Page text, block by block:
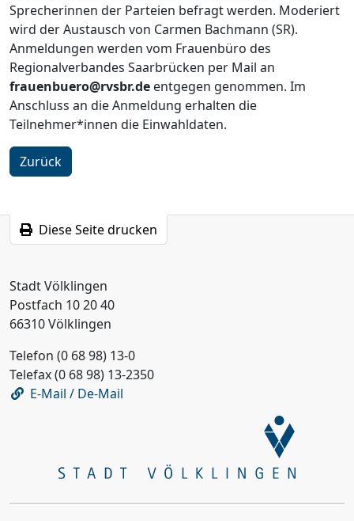
Sprecherinnen der Parteien befragt werden. Moderiert
wird der Austausch von Carmen Bachmann (SR).
Anmeldungen werden vom Frauenbüro des
Regionalverbandes Saarbrücken per Mail an
frauenbuero@rvsbr.de entgegen genommen. Im
Anschluss an die Anmeldung erhalten die
Teilnehmer*innen die Einwahldaten.
Zurück
Diese Seite drucken
Stadt Völklingen
Postfach 10 20 40
66310 Völklingen
Telefon (0 68 98) 13-0
Telefax (0 68 98) 13-2350
E-Mail / De-Mail